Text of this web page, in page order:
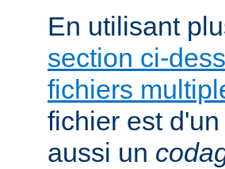
En utilisant
section ci-
fichiers
fichier est d'un
aussi un